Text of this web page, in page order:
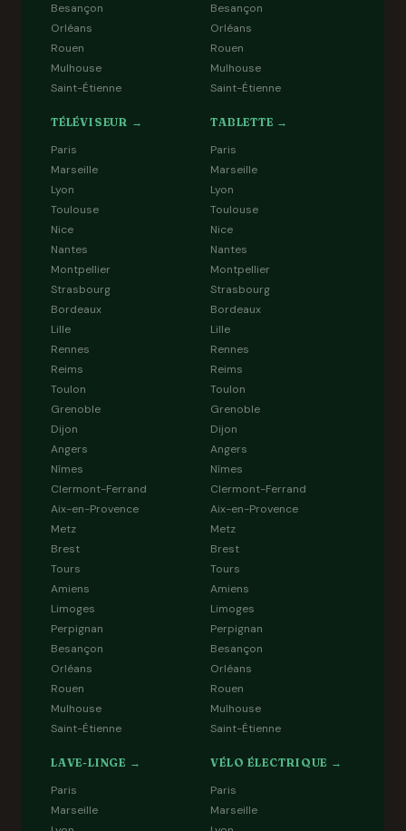
Besançon
Orléans
Rouen
Mulhouse
Saint-Étienne
Besançon
Orléans
Rouen
Mulhouse
Saint-Étienne
TÉLÉVISEUR →
Paris
Marseille
Lyon
Toulouse
Nice
Nantes
Montpellier
Strasbourg
Bordeaux
Lille
Rennes
Reims
Toulon
Grenoble
Dijon
Angers
Nîmes
Clermont-Ferrand
Aix-en-Provence
Metz
Brest
Tours
Amiens
Limoges
Perpignan
Besançon
Orléans
Rouen
Mulhouse
Saint-Étienne
TABLETTE →
Paris
Marseille
Lyon
Toulouse
Nice
Nantes
Montpellier
Strasbourg
Bordeaux
Lille
Rennes
Reims
Toulon
Grenoble
Dijon
Angers
Nîmes
Clermont-Ferrand
Aix-en-Provence
Metz
Brest
Tours
Amiens
Limoges
Perpignan
Besançon
Orléans
Rouen
Mulhouse
Saint-Étienne
LAVE-LINGE →
Paris
Marseille
VÉLO ÉLECTRIQUE →
Paris
Marseille